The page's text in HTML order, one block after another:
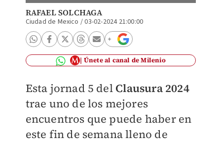
RAFAEL SOLCHAGA
Ciudad de Mexico /03-02-2024 21:00:00
Únete al canal de Milenio
Esta jornad 5 del Clausura 2024
trae uno de los mejores
encuentros que puede haber en
este fin de semana lleno de